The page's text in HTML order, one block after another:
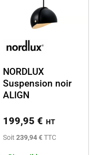
NORDLUX
Suspension noir
ALIGN
199,95 € HT
Soit 239,94 €TTC